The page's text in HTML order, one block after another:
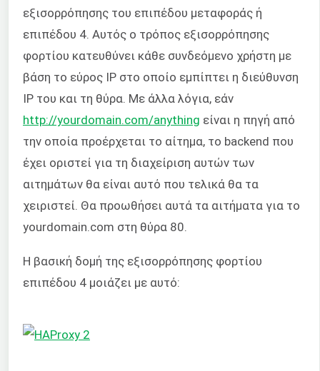
εξισορρόπησης του επιπέδου μεταφοράς ή
επιπέδου 4. Αυτός ο τρόπος εξισορρόπησης
φορτίου κατευθύνει κάθε συνδεόμενο χρήστη με
βάση το εύρος IP στο οποίο εμπίπτει η διεύθυνση
IP του και τη θύρα. Με άλλα λόγια, εάν
http://yourdomain.com/anything είναι η πηγή από
την οποία προέρχεται το αίτημα, το backend που
έχει οριστεί για τη διαχείριση αυτών των
αιτημάτων θα είναι αυτό που τελικά θα τα
χειριστεί. Θα προωθήσει αυτά τα αιτήματα για το
yourdomain.com στη θύρα 80.
Η βασική δομή της εξισορρόπησης φορτίου
επιπέδου 4 μοιάζει με αυτό: